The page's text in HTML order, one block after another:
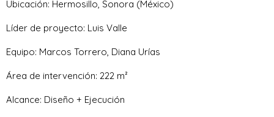
Ubicación: Hermosillo, Sonora (México)
Líder de proyecto: Luis Valle
Equipo: Marcos Torrero, Diana Urías
Área de intervención: 222 m²
Alcance: Diseño + Ejecución